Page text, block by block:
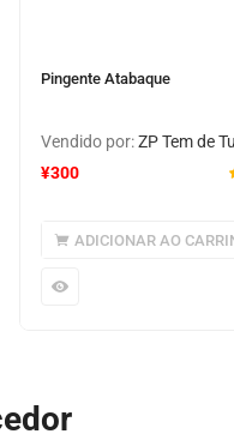
Pingente Atabaque
Vendido por:ZP Tem de
¥300
ADICIONAR AO